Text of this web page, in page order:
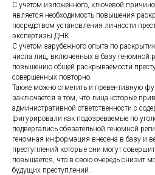
С учетом изложенного, ключевой
является необходимость повышения
посредством установления личности
экспертизы ДНК.
С учетом зарубежного опыта по
числа лиц, включенных в базу геномной
повышению общей раскрываемости
совершенных повторно.
Также можно отметить и превентивную
заключается в том, что лица которые
административной ответственности с
фигурировали как подозреваемые по
подвергались обязательной геномной
геномная информация внесена в базу и
преступлений которые они могут
повышается, что в свою очередь снизит
будущих преступлений.